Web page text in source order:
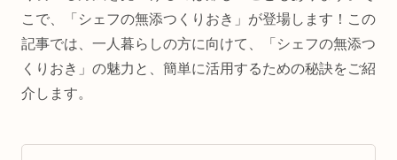
こで、「シェフの無添つくりおき」が登場します！この
記事では、一人暮らしの方に向けて、「シェフの無添つ
くりおき」の魅力と、簡単に活用するための秘訣をご紹
介します。